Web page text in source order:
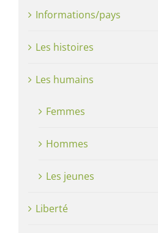
Informations/pays
Les histoires
Les humains
Femmes
Hommes
Les jeunes
Liberté